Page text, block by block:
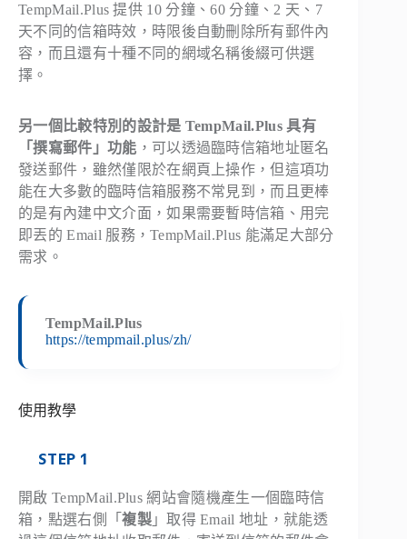
TempMail.Plus 提供 10 分鐘、60 分鐘、2 天、7
天不同的信箱時效，時限後自動刪除所有郵件內
容，而且還有十種不同的網域名稱後綴可供選
擇。
另一個比較特別的設計是 TempMail.Plus 具有
「撰寫郵件」功能 ，可以透過臨時信箱地址匿名
發送郵件，雖然僅限於在網頁上操作，但這項功
能在大多數的臨時信箱服務不常見到，而且更棒
的是有內建中文介面，如果需要暫時信箱、用完
即丟的 Email 服務，TempMail.Plus 能滿足大部分
需求。
TempMail.Plus
https://tempmail.plus/zh/
使用教學
STEP 1
開啟 TempMail.Plus 網站會隨機產生一個臨時信
箱，點選右側「複製」取得 Email 地址，就能透